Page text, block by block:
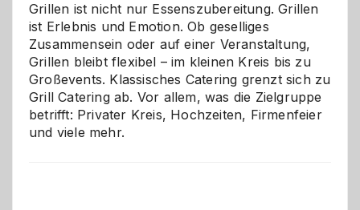
Grillen ist nicht nur Essenszubereitung. Grillen
ist Erlebnis und Emotion. Ob geselliges
Zusammensein oder auf einer Veranstaltung,
Grillen bleibt flexibel – im kleinen Kreis bis zu
Großevents. Klassisches Catering grenzt sich zu
Grill Catering ab. Vor allem, was die Zielgruppe
betrifft: Privater Kreis, Hochzeiten, Firmenfeier
und viele mehr.